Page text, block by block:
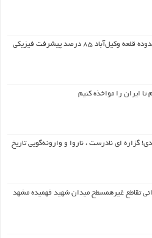
طراحی شهری محدوده قلعه وکیل‌آباد ۸۵ درصد پیشرفت فیزیکی
ایران را مواخذه کنیم
گزاره ای نادرست ، ناروا و وارونه‌گویی تاریخ
تقاطع غیرهمسطح میدان شهید فهمیده مشهد